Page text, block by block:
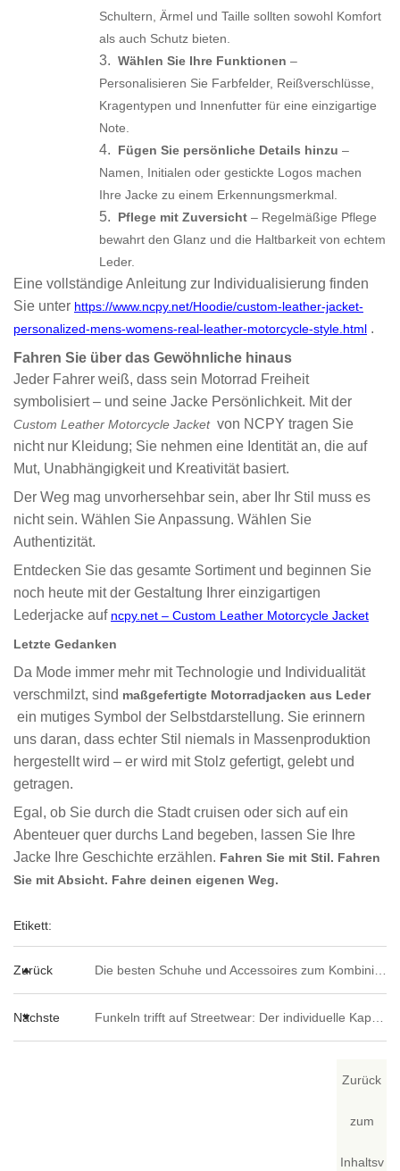
Schultern, Ärmel und Taille sollten sowohl Komfort
als auch Schutz bieten.
3. Wählen Sie Ihre Funktionen –
Personalisieren Sie Farbfelder, Reißverschlüsse,
Kragentypen und Innenfutter für eine einzigartige
Note.
4. Fügen Sie persönliche Details hinzu –
Namen, Initialen oder gestickte Logos machen
Ihre Jacke zu einem Erkennungsmerkmal.
5. Pflege mit Zuversicht – Regelmäßige Pflege
bewahrt den Glanz und die Haltbarkeit von echtem
Leder.
Eine vollständige Anleitung zur Individualisierung finden
Sie unter https://www.ncpy.net/Hoodie/custom-leather-jacket-
personalized-mens-womens-real-leather-motorcycle-style.html .
Fahren Sie über das Gewöhnliche hinaus
Jeder Fahrer weiß, dass sein Motorrad Freiheit
symbolisiert – und seine Jacke Persönlichkeit. Mit der
Custom Leather Motorcycle Jacketvon NCPY tragen Sie
nicht nur Kleidung; Sie nehmen eine Identität an, die auf
Mut, Unabhängigkeit und Kreativität basiert.
Der Weg mag unvorhersehbar sein, aber Ihr Stil muss es
nicht sein. Wählen Sie Anpassung. Wählen Sie
Authentizität.
Entdecken Sie das gesamte Sortiment und beginnen Sie
noch heute mit der Gestaltung Ihrer einzigartigen
Lederjacke auf ncpy.net – Custom Leather Motorcycle Jacket
Letzte Gedanken
Da Mode immer mehr mit Technologie und Individualität
verschmilzt, sind maßgefertigte Motorradjacken aus Leder
ein mutiges Symbol der Selbstdarstellung. Sie erinnern
uns daran, dass echter Stil niemals in Massenproduktion
hergestellt wird – er wird mit Stolz gefertigt, gelebt und
getragen.
Egal, ob Sie durch die Stadt cruisen oder sich auf ein
Abenteuer quer durchs Land begeben, lassen Sie Ihre
Jacke Ihre Geschichte erzählen. Fahren Sie mit Stil. Fahren
Sie mit Absicht. Fahre deinen eigenen Weg.
Etikett:
Zurück Die besten Schuhe und Accessoires zum Kombinieren mit einem Patchwork-Hoodie
Nächste Funkeln trifft auf Streetwear: Der individuelle Kapuzenpullover mit Strasssteinen und Reißverschluss vorne bringt personalisierte Mode auf die nächste Stufe
Zurück
zum
Inhaltsv